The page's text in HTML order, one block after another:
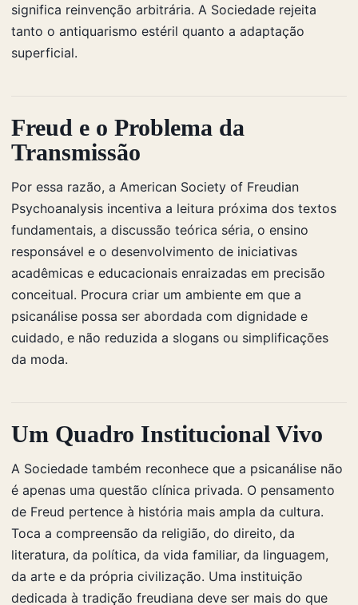
significa reinvenção arbitrária. A Sociedade rejeita
tanto o antiquarismo estéril quanto a adaptação
superficial.
Freud e o Problema da
Transmissão
Por essa razão, a American Society of Freudian
Psychoanalysis incentiva a leitura próxima dos textos
fundamentais, a discussão teórica séria, o ensino
responsável e o desenvolvimento de iniciativas
acadêmicas e educacionais enraizadas em precisão
conceitual. Procura criar um ambiente em que a
psicanálise possa ser abordada com dignidade e
cuidado, e não reduzida a slogans ou simplificações
da moda.
Um Quadro Institucional Vivo
A Sociedade também reconhece que a psicanálise não
é apenas uma questão clínica privada. O pensamento
de Freud pertence à história mais ampla da cultura.
Toca a compreensão da religião, do direito, da
literatura, da política, da vida familiar, da linguagem,
da arte e da própria civilização. Uma instituição
dedicada à tradição freudiana deve ser mais do que